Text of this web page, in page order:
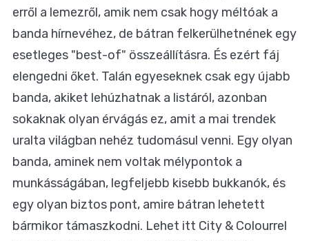
erről a lemezről, amik nem csak hogy méltóak a
banda hírnevéhez, de bátran felkerülhetnének egy
esetleges "best-of" összeállításra. És ezért fáj
elengedni őket. Talán egyeseknek csak egy újabb
banda, akiket lehúzhatnak a listáról, azonban
sokaknak olyan érvágás ez, amit a mai trendek
uralta világban nehéz tudomásul venni. Egy olyan
banda, aminek nem voltak mélypontok a
munkásságában, legfeljebb kisebb bukkanók, és
egy olyan biztos pont, amire bátran lehetett
bármikor támaszkodni. Lehet itt City & Colourrel